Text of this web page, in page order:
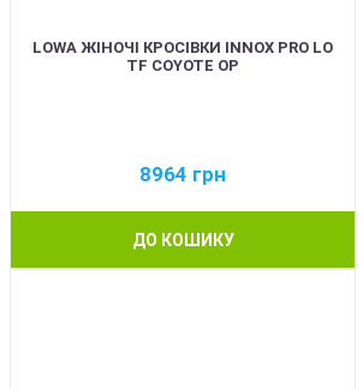
LOWA ЖІНОЧІ КРОСІВКИ INNOX PRO LO
TF COYOTE OP
8964 грн
ДО КОШИКУ